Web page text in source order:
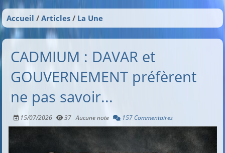
Accueil Articles La Une
CADMIUM : DAVAR et
GOUVERNEMENT préfèrent
ne pas savoir...
15/07/2026 37 Aucune note 157 Commentaires